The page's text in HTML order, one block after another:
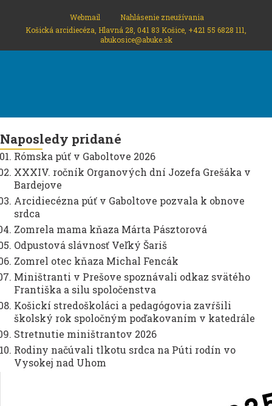
Webmail
Nahlásenie zneužívania
Košická arcidiecéza, Hlavná 28, 041 83 Košice, +421 55 6828 111,
abukosice@abuke.sk
Naposledy pridané
Rómska púť v Gaboltove 2026
XXXIV. ročník Organových dní Jozefa Grešáka v
Bardejove
Arcidiecézna púť v Gaboltove pozvala k obnove
srdca
Zomrela mama kňaza Márta Pásztorová
Odpustová slávnosť Veľký Šariš
Zomrel otec kňaza Michal Fencák
Miništranti v Prešove spoznávali odkaz svätého
Františka a silu spoločenstva
Košickí stredoškoláci a pedagógovia zavŕšili
školský rok spoločným poďakovaním v katedrále
Stretnutie miništrantov 2026
Rodiny načúvali tlkotu srdca na Púti rodín vo
Vysokej nad Uhom